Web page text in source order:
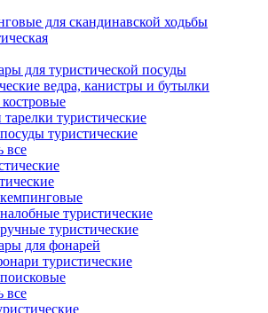
для скандинавской ходьбы
для туристической посуды
ведра, канистры и бутылки
туристические
туристические
все
туристические
туристические
для фонарей
туристические
все